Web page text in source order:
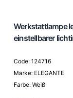
Werkstattlampe
einstellbarer
Code: 124716
Marke: ELEGANTE
Farbe: Weiß